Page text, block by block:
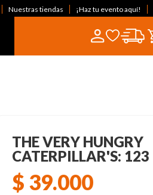
Nuestras tiendas ¡Haz tu evento aquí!
THE VERY HUNGRY
CATERPILLAR'S: 123
$ 39.000